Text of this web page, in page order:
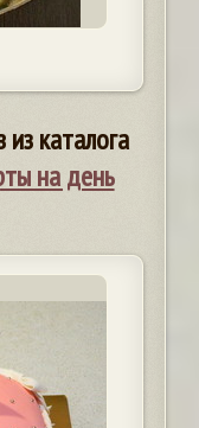
каталога
на день